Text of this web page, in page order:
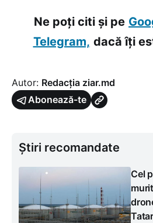
Ne poți citi și pe
Telegram, dacă îți
Autor: Redacția ziar.md
Abonează-te
Știri recomandate
Cel